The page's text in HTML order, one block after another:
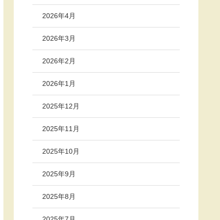
2026年4月
2026年3月
2026年2月
2026年1月
2025年12月
2025年11月
2025年10月
2025年9月
2025年8月